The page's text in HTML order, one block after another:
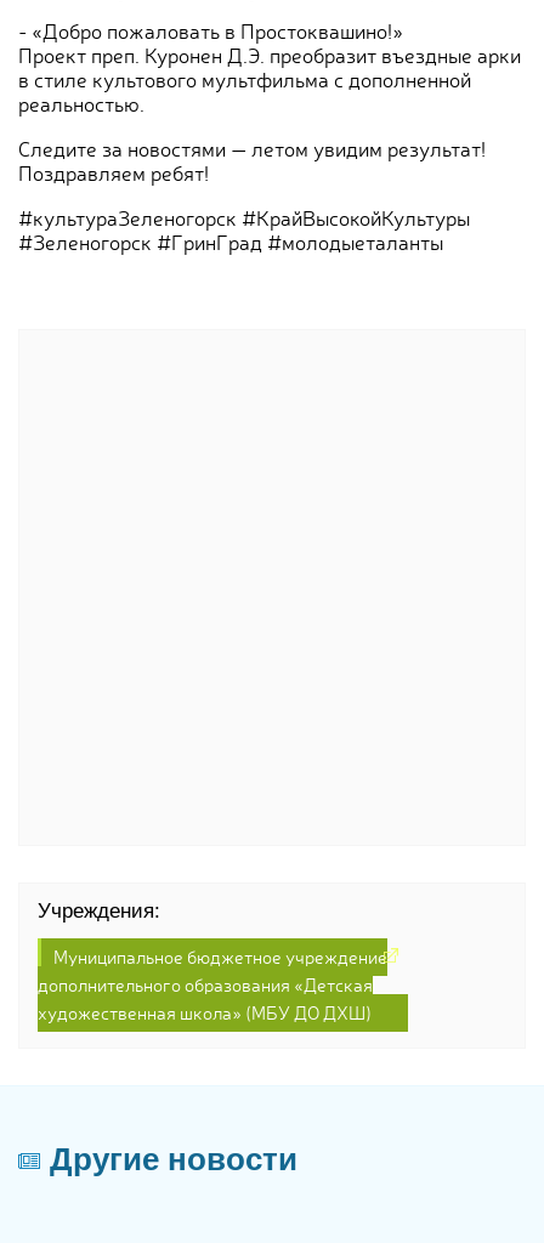
- «Добро пожаловать в Простоквашино!»
Проект преп. Куронен Д.Э. преобразит въездные арки
в стиле культового мультфильма с дополненной
реальностью.
Следите за новостями — летом увидим результат!
Поздравляем ребят!
#культураЗеленогорск #КрайВысокойКультуры
#Зеленогорск #ГринГрад #молодыеталанты
Учреждения:
Муниципальное бюджетное учреждение
дополнительного образования «Детская
художественная школа» (МБУ ДО ДХШ)
Другие новости